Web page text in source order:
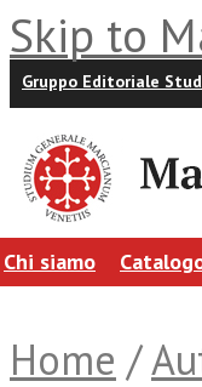
Skip to
Gruppo Editoriale
Chi siamo
Home /